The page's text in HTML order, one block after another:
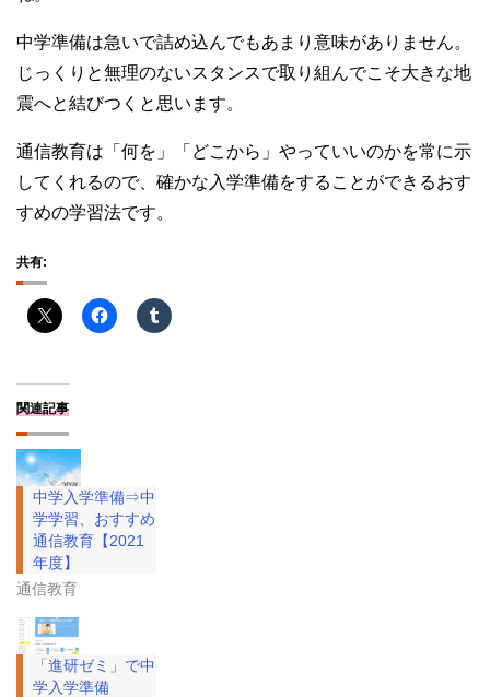
中学準備は急いで詰め込んでもあまり意味がありません。
じっくりと無理のないスタンスで取り組んでこそ大きな地
震へと結びつくと思います。
通信教育は「何を」「どこから」やっていいのかを常に示
してくれるので、確かな入学準備をすることができるおす
すめの学習法です。
共有:
関連記事
中学入学準備⇒中
学学習、おすすめ
通信教育【2021
年度】
通信教育
「進研ゼミ」で中
学入学準備